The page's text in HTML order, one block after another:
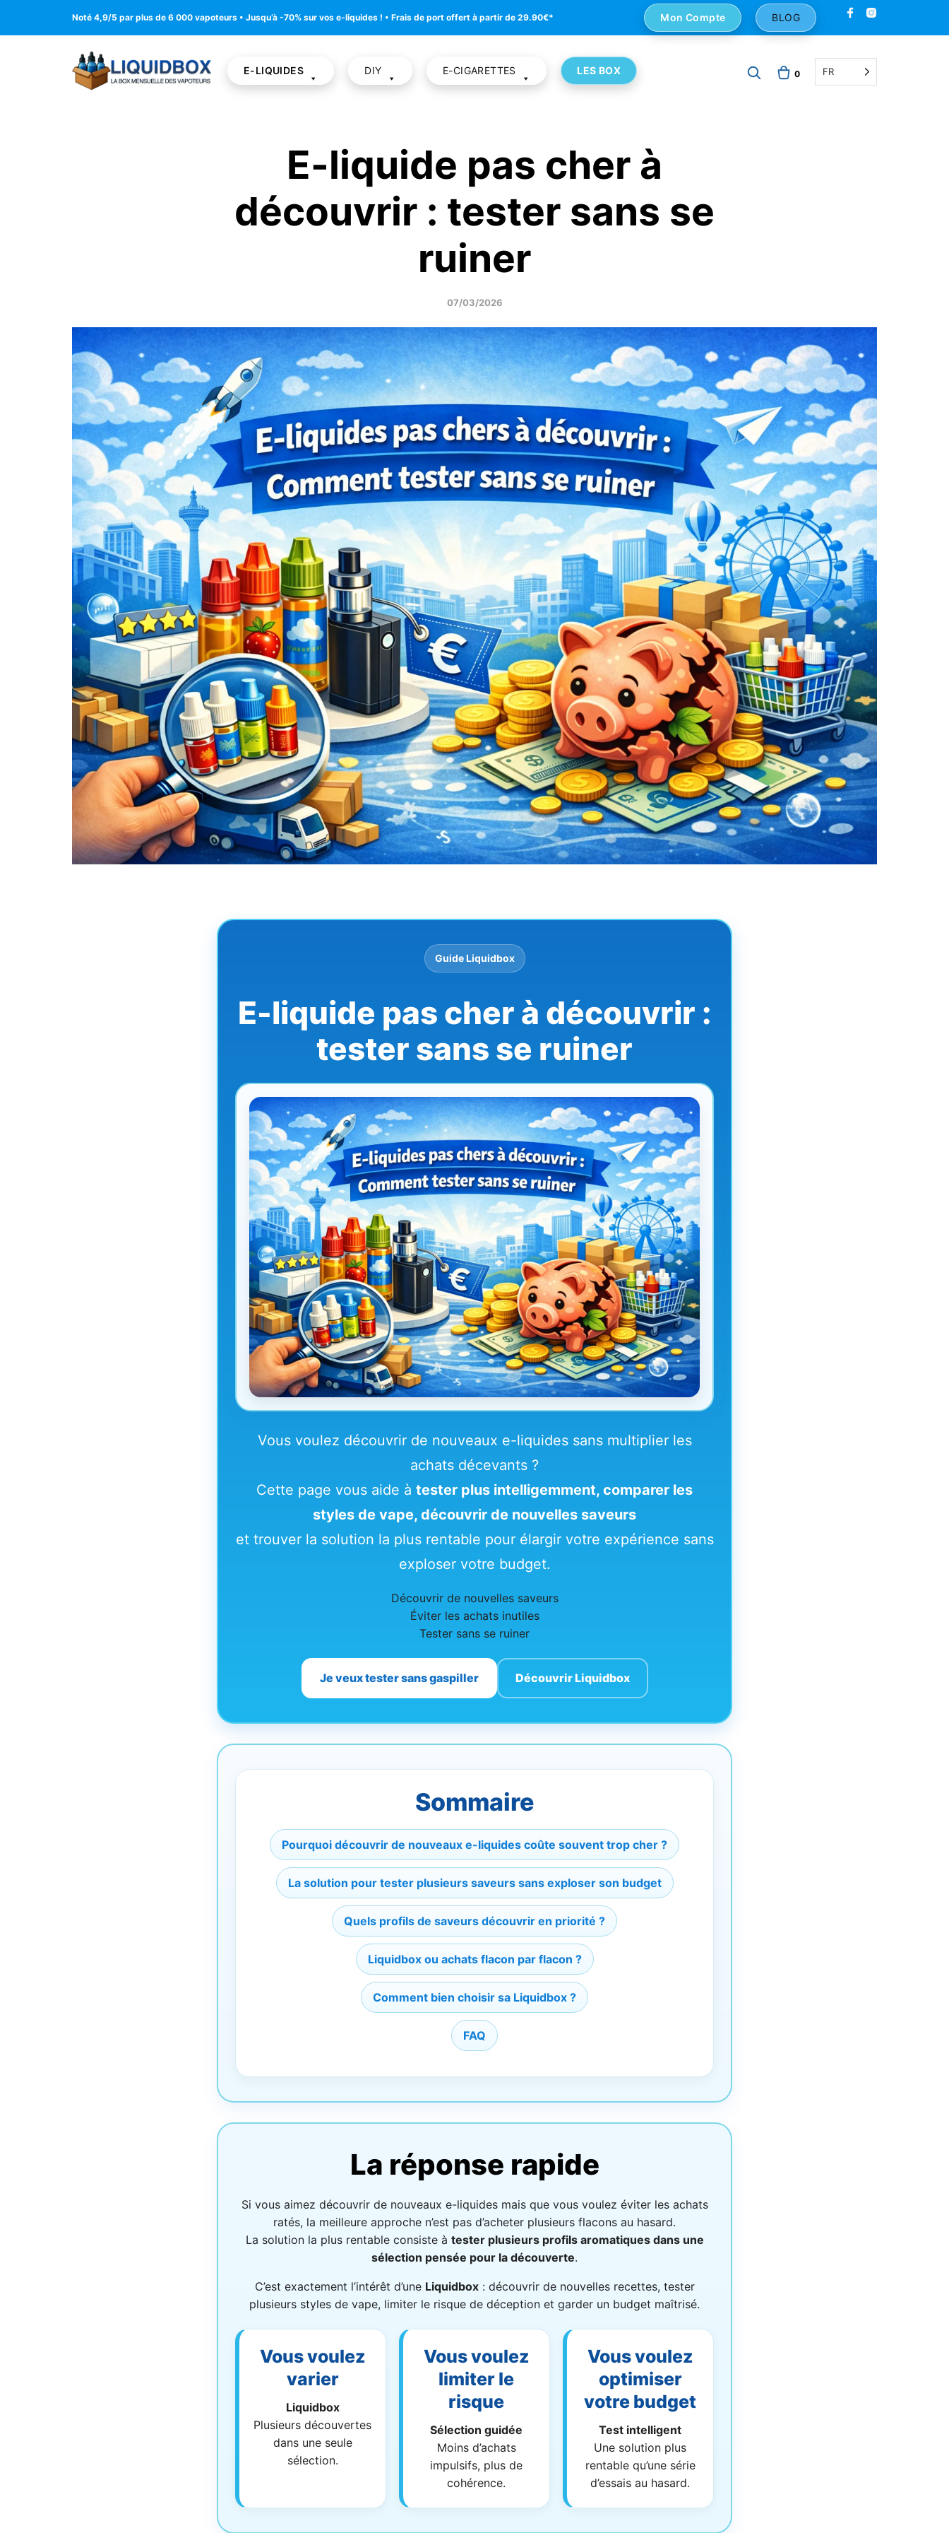
Noté 4,9/5 par plus de 6 000 vapoteurs • Jusqu’à -70% sur vos e-liquides ! • Frais de port offert à partir de 29.90€* Mon Compte BLOG
E-LIQUIDES DIY E-CIGARETTES LES BOX 0 FR
E-liquide pas cher à
découvrir : tester sans se
ruiner
07/03/2026
Guide Liquidbox
E-liquide pas cher à découvrir :
tester sans se ruiner
Vous voulez découvrir de nouveaux e-liquides sans multiplier les
achats décevants ?
Cette page vous aide à tester plus intelligemment, comparer les
styles de vape, découvrir de nouvelles saveurs
et trouver la solution la plus rentable pour élargir votre expérience sans
exploser votre budget.
Découvrir de nouvelles saveurs
Éviter les achats inutiles
Tester sans se ruiner
Je veux tester sans gaspiller Découvrir Liquidbox
Sommaire
Pourquoi découvrir de nouveaux e-liquides coûte souvent trop cher ?
La solution pour tester plusieurs saveurs sans exploser son budget
Quels profils de saveurs découvrir en priorité ?
Liquidbox ou achats flacon par flacon ?
Comment bien choisir sa Liquidbox ?
FAQ
La réponse rapide
Si vous aimez découvrir de nouveaux e-liquides mais que vous voulez éviter les achats
ratés, la meilleure approche n’est pas d’acheter plusieurs flacons au hasard.
La solution la plus rentable consiste à tester plusieurs profils aromatiques dans une
sélection pensée pour la découverte.
C’est exactement l’intérêt d’une Liquidbox: découvrir de nouvelles recettes, tester
plusieurs styles de vape, limiter le risque de déception et garder un budget maîtrisé.
Vous voulez
varier
Liquidbox
Plusieurs découvertes
dans une seule
sélection.
Vous voulez
limiter le
risque
Sélection guidée
Moins d’achats
impulsifs, plus de
cohérence.
Vous voulez
optimiser
votre budget
Test intelligent
Une solution plus
rentable qu’une série
d’essais au hasard.